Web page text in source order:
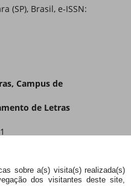
sobre a(s) visita(s) realizada(s)
dos visitantes deste site,
(SP), Brasil, e-ISSN:
Campus de
de Letras